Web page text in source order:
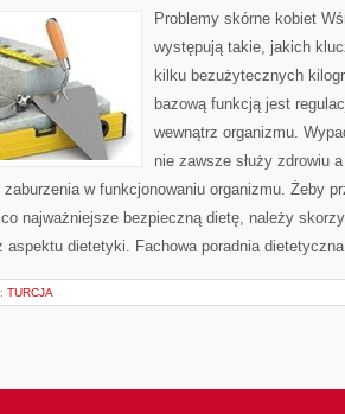
Problemy skórne kobiet
występują takie, jakich
kilku bezużytecznych
bazową funkcją jest
wewnątrz organizmu.
nie zawsze służy zdrowiu
zaburzenia w funkcjonowaniu organizmu. Żeby
najważniejsze bezpieczną dietę, należy
aspektu dietetyki. Fachowa poradnia
TURCJA